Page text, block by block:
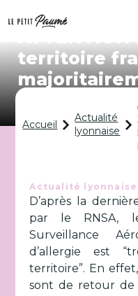
territoire
Accueil
Actualité
lyonnaise
Actualité lyonnaise
D’après la
par le RNSA,
Surveillance
d’allergie est
territoire”. En
sont de retour de